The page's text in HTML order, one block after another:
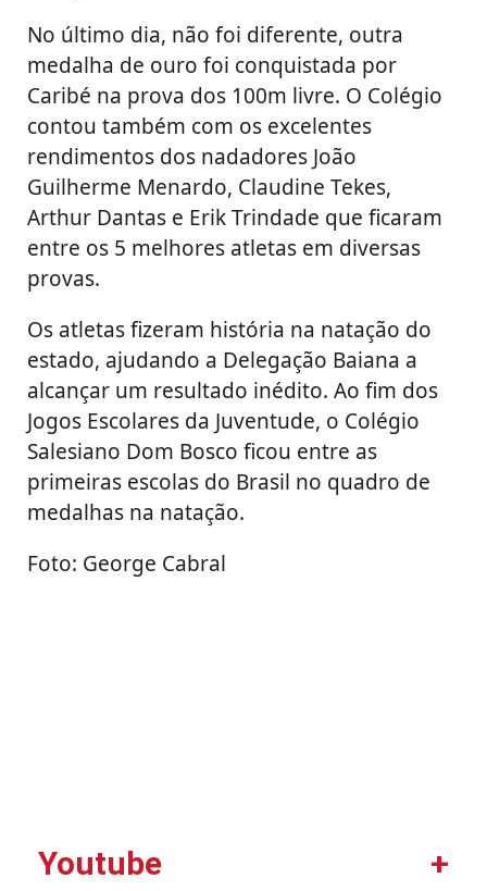
No último dia, não foi diferente, outra
medalha de ouro foi conquistada por
Caribé na prova dos 100m livre. O Colégio
contou também com os excelentes
rendimentos dos nadadores João
Guilherme Menardo, Claudine Tekes,
Arthur Dantas e Erik Trindade que ficaram
entre os 5 melhores atletas em diversas
provas.
Os atletas fizeram história na natação do
estado, ajudando a Delegação Baiana a
alcançar um resultado inédito. Ao fim dos
Jogos Escolares da Juventude, o Colégio
Salesiano Dom Bosco ficou entre as
primeiras escolas do Brasil no quadro de
medalhas na natação.
Foto: George Cabral
Youtube